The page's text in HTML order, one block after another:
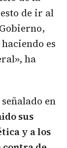
de ir al
es
ha
en
sus
y a los